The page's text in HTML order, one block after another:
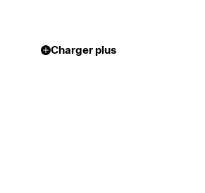
Charger plus